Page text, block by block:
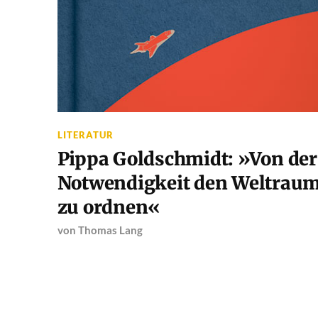
LITERATUR
Pippa Goldschmidt: »Von der
Notwendigkeit den
zu ordnen«
von Thomas Lang